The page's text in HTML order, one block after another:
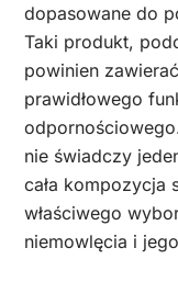
dopasowane do
Taki produkt,
powinien
prawidłowego
nie świadczy
cała kompozycja
właściwego
niemowlęcia i